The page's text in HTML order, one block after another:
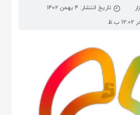
تاریخ انتشار: ۴ بهمن ۱۴۰۲